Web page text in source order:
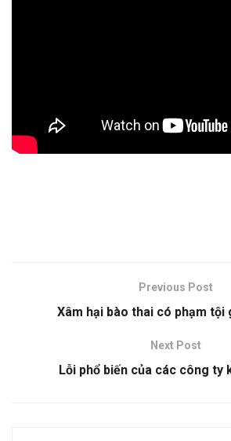
Previous Post
Xâm hại bào thai có phạm tội
Next Post
Lỗi phổ biến của các công ty